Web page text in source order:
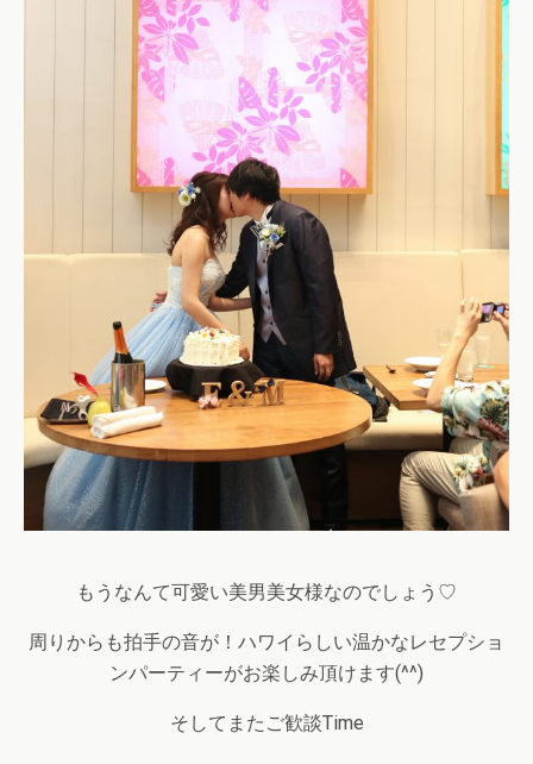
もうなんて可愛い美男美女様なのでしょう♡
周りからも拍手の音が！ハワイらしい温かなレセプショ
ンパーティーがお楽しみ頂けます(^^)
そしてまたご歓談Time